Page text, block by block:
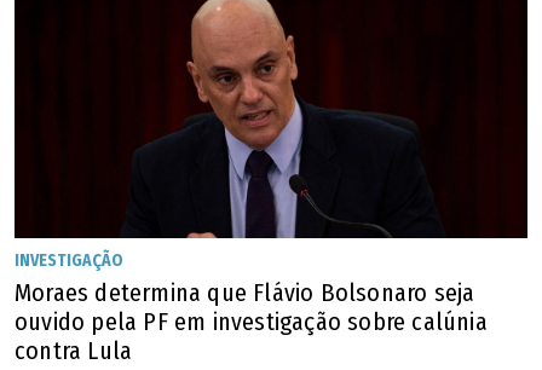
INVESTIGAÇÃO
Moraes determina que Flávio Bolsonaro seja
ouvido pela PF em investigação sobre calúnia
contra Lula